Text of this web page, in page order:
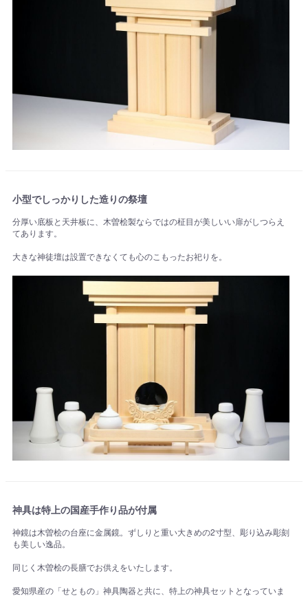
小型でしっかりした造りの祭壇
分厚い底板と天井板に、木曽桧製ならではの柾目が美しいい扉がしつらえ
てあります。
大きな神徒壇は設置できなくても心のこもったお祀りを。
神具は特上の国産手作り品が付属
神鏡は木曽桧の台座に金属鏡。ずしりと重い大きめの2寸型、彫り込み彫刻
も美しい逸品。
同じく木曽桧の長膳でお供えをいたします。
愛知県産の「せともの」神具陶器と共に、特上の神具セットとなっていま